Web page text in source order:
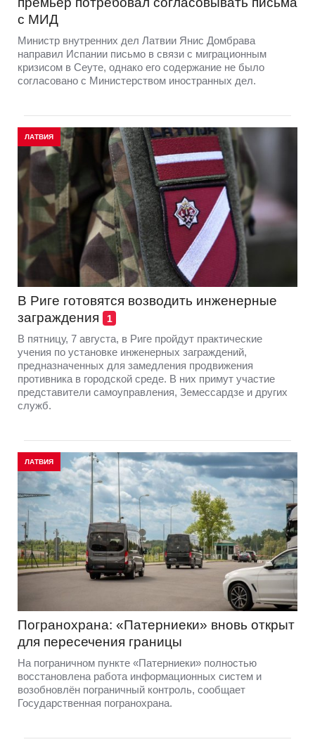
с МИД
Министр внутренних дел Латвии Янис Домбрава
направил Испании письмо в связи с миграционным
кризисом в Сеуте, однако его содержание не было
согласовано с Министерством иностранных дел.
ЛАТВИЯ
В Риге готовятся возводить инженерные
заграждения
1
В пятницу, 7 августа, в Риге пройдут практические
учения по установке инженерных заграждений,
предназначенных для замедления продвижения
противника в городской среде. В них примут участие
представители самоуправления, Земессардзе и других
служб.
ЛАТВИЯ
Погранохрана: «Патерниеки» вновь открыт
для пересечения границы
На пограничном пункте «Патерниеки» полностью
восстановлена работа информационных систем и
возобновлён пограничный контроль, сообщает
Государственная погранохрана.